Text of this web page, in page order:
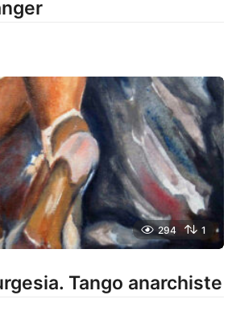
294 1
Tango anarchiste